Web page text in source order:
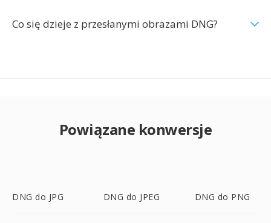
Co się dzieje z przesłanymi obrazami DNG?
Powiązane konwersje
DNG do JPG DNG do JPEG DNG do PNG